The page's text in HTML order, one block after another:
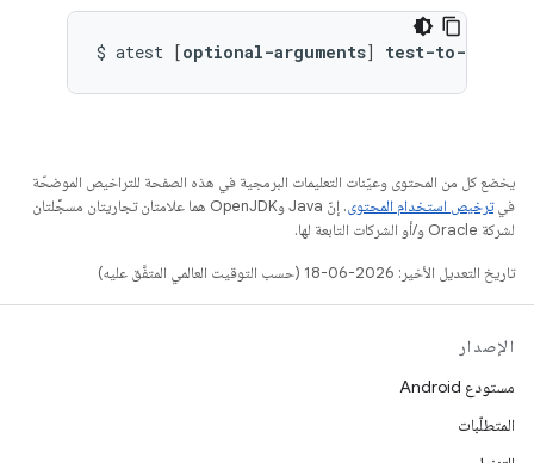
$ atest [optional-arguments] test-to-run
يخضع كل من المحتوى وعيّنات التعليمات البرمجية في هذه الصفحة للتراخيص الموضحّة
فيترخيص استخدام المحتوى
. إنّ Java وOpenJDK هما علامتان تجاريتان مسجَّلتان
لشركة Oracle و/أو الشركات التابعة لها.
تاريخ التعديل الأخير: 2026-06-18 (حسب التوقيت العالمي المتفَّق عليه)
الإصدار
مستودع Android
المتطلّبات